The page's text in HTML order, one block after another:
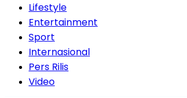
Lifestyle
Entertainment
Sport
Internasional
Pers Rilis
Video